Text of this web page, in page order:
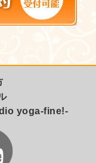
yoga-fine!-